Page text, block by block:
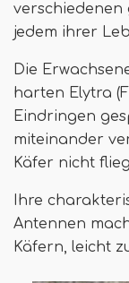
verschiedenen
jedem ihrer
Die
harten Elytra
Eindringen
miteinander
Käfer nicht
Ihre
Antennen
Käfern, leicht